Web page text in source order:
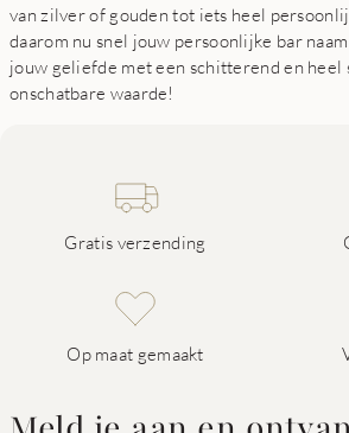
van zilver of gouden tot iets heel
daarom nu snel jouw persoonlijke bar
jouw geliefde met een schitterend en heel
onschatbare waarde!
Gratis verzending
Op maat gemaakt